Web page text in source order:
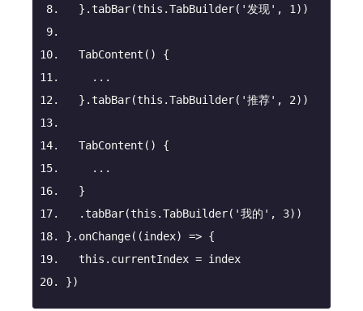
  }.tabBar(
this .TabBuilder( '发现' , 1 ))
TabContent ( )
{
    ...
  }.tabBar(
this .TabBuilder( '推荐' , 2))
TabContent ( )
{
    ...
  }
  .tabBar(
this .TabBuilder( '我的' , 3))
}.onChange( (index) => {
this .currentIndex = index
})